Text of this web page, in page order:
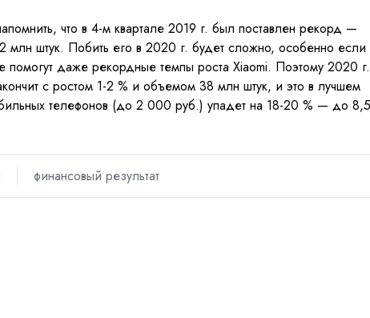
что в 4-м квартале 2019 г. был поставлен рекорд —
млн штук. Побить его в 2020 г. будет сложно, особенно если
помогут даже рекордные темпы роста Xiaomi. Поэтому 2020 г.
с ростом 1-2 % и объемом 38 млн штук, и это в лучшем
телефонов (до 2 000 руб.) упадет на 18-20 % — до
финансовый результат